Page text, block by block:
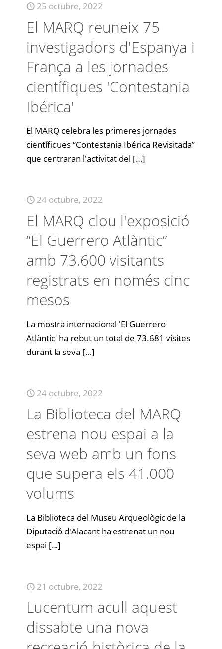
25 octubre, 2022
El MARQ reuneix 75
investigadors d'Espanya i
França a les jornades
científiques 'Contestania
Ibérica'
El MARQ celebra les primeres jornades
científiques “Contestania Ibérica Revisitada”
que centraran l'activitat del […]
24 octubre, 2022
El MARQ clou l'exposició
“El Guerrero Atlàntic”
amb 73.600 visitants
registrats en només cinc
mesos
La mostra internacional 'El Guerrero
Atlàntic' ha rebut un total de 73.681 visites
durant la seva […]
24 octubre, 2022
La Biblioteca del MARQ
estrena nou espai a la
seva web amb un fons
que supera els 41.000
volums
La Biblioteca del Museu Arqueològic de la
Diputació d'Alacant ha estrenat un nou
espai […]
21 octubre, 2022
Lucentum acull aquest
dissabte una nova